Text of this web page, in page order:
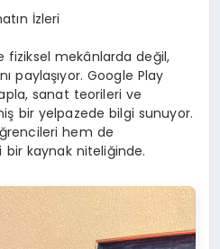
İzleri
fiziksel mekânlarda değil,
paylaşıyor. Google Play
sanat teorileri ve
bir yelpazede bilgi sunuyor.
hem de
kaynak niteliğinde.